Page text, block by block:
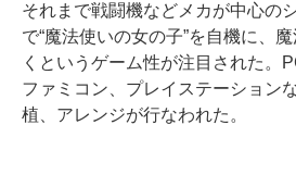
それまで戦闘機などメカが中心の
で“魔法使いの女の子”を自機に、
くというゲーム性が注目された。
ファミコン、プレイステーション
植、アレンジが行なわれた。